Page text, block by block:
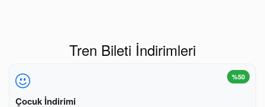
Tren Bileti İndirimleri
%50
Çocuk İndirimi